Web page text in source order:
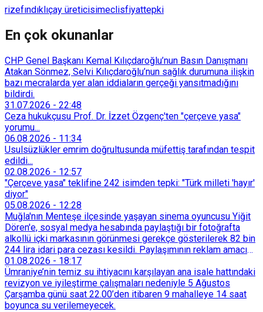
rizefındıklıçay üreticisimeclisfiyattepki
En çok okunanlar
CHP Genel Başkanı Kemal Kılıçdaroğlu’nun Basın Danışmanı
Atakan Sönmez, Selvi Kılıçdaroğlu’nun sağlık durumuna ilişkin
bazı mecralarda yer alan iddiaların gerçeği yansıtmadığını
bildirdi.
31.07.2026 - 22:48
Ceza hukukçusu Prof. Dr. İzzet Özgenç'ten "çerçeve yasa"
yorumu...
06.08.2026 - 11:34
Usulsüzlükler emrim doğrultusunda müfettiş tarafından tespit
edildi...
02.08.2026 - 12:57
"Çerçeve yasa" teklifine 242 isimden tepki: "Türk milleti 'hayır'
diyor"
05.08.2026 - 12:28
Muğla'nın Menteşe ilçesinde yaşayan sinema oyuncusu Yiğit
Dören'e, sosyal medya hesabında paylaştığı bir fotoğrafta
alkollü içki markasının görünmesi gerekçe gösterilerek 82 bin
244 lira idari para cezası kesildi. Paylaşımının reklam amacı
taşımadığını savunan Dören, cezanın iptali için yargıya
başvurdu.
01.08.2026 - 18:17
Ümraniye’nin temiz su ihtiyacını karşılayan ana isale hattındaki
revizyon ve iyileştirme çalışmaları nedeniyle 5 Ağustos
Çarşamba günü saat 22.00’den itibaren 9 mahalleye 14 saat
boyunca su verilemeyecek.